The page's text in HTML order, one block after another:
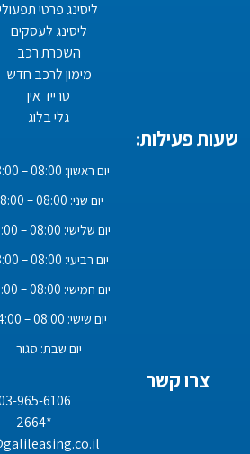
ליסינג פרטי תפעולי
ליסינג לעסקים
השכרת רכב
מימון לרכב חדש
טרייד אין
גלי בלוג
שעות פעילות:
יום ראשון: 08:00 – 18:00
יום שני: 08:00 – 18:00
יום שלישי: 08:00 – 18:00
יום רביעי: 08:00 – 18:00
יום חמישי: 08:00 – 18:00
יום שישי: 08:00 – 14:00
יום שבת: סגור
צרו קשר
965-6106
*2664